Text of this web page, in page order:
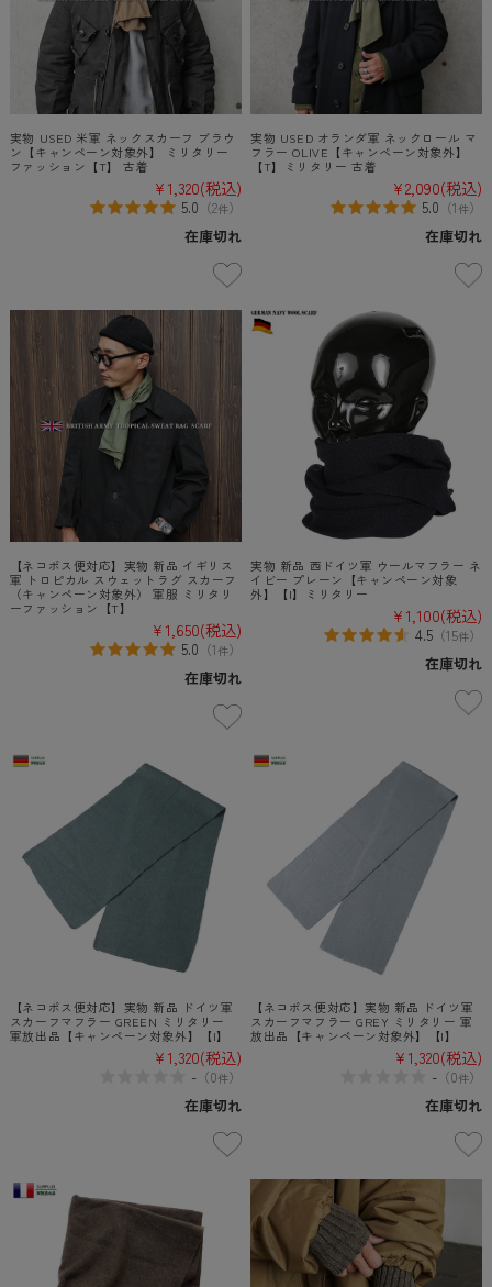
実物 USED 米軍 ネックスカーフ ブラウ
ン【キャンペーン対象外】 ミリタリー
ファッション【T】 古着
¥1,320(税込)
5.0 （2件）
在庫切れ
実物 USED オランダ軍 ネックロール マ
フラー OLIVE【キャンペーン対象外】
【T】ミリタリー 古着
¥2,090(税込)
5.0 （1件）
在庫切れ
【ネコポス便対応】実物 新品 イギリス
軍 トロピカル スウェットラグ スカーフ
（キャンペーン対象外） 軍服 ミリタリ
ーファッション【T】
¥1,650(税込)
5.0 （1件）
在庫切れ
実物 新品 西ドイツ軍 ウールマフラー ネ
イビー プレーン【キャンペーン対象
外】【I】ミリタリー
¥1,100(税込)
4.5 （15件）
在庫切れ
【ネコポス便対応】実物 新品 ドイツ軍
スカーフマフラー GREEN ミリタリー
軍放出品【キャンペーン対象外】【I】
¥1,320(税込)
-（0件）
在庫切れ
【ネコポス便対応】実物 新品 ドイツ軍
スカーフマフラー GREY ミリタリー 軍
放出品【キャンペーン対象外】【I】
¥1,320(税込)
- （0件）
在庫切れ